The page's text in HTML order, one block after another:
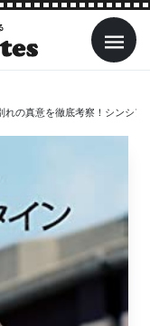
れの真意を徹底考察！シンシ